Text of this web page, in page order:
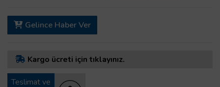
Gelince Haber Ver
Kargo ücreti için tıklayınız.
Teslimat ve